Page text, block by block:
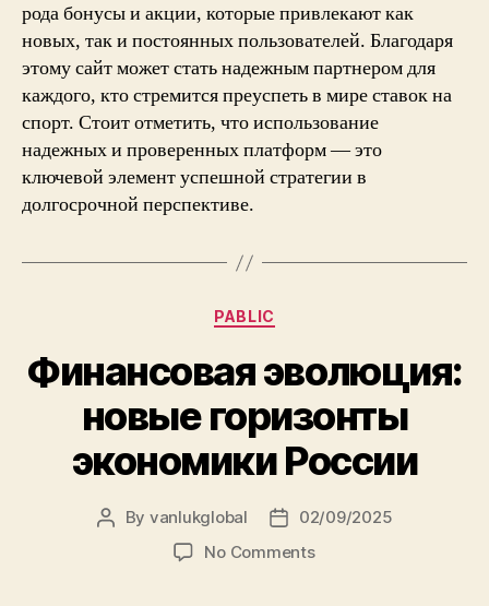
рода бонусы и акции, которые привлекают как
новых, так и постоянных пользователей. Благодаря
этому сайт может стать надежным партнером для
каждого, кто стремится преуспеть в мире ставок на
спорт. Стоит отметить, что использование
надежных и проверенных платформ — это
ключевой элемент успешной стратегии в
долгосрочной перспективе.
Categories
PABLIC
Финансовая эволюция:
новые горизонты
экономики России
Post
By vanlukglobal
Post02/09/2025
No Commentson